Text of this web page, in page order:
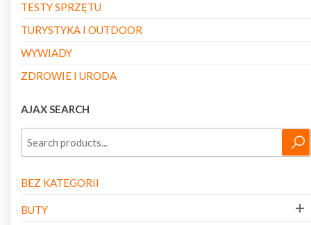
TESTY SPRZĘTU
TURYSTYKA I OUTDOOR
WYWIADY
ZDROWIE I URODA
AJAX SEARCH
BEZ KATEGORII
BUTY